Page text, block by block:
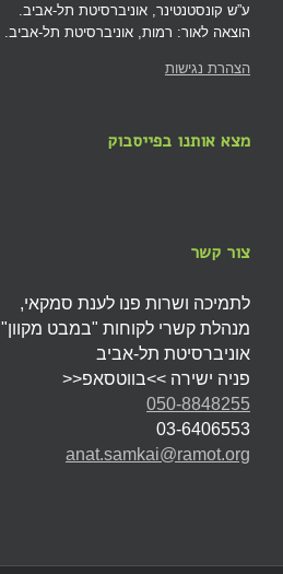
ע”ש קונסטנטינר, אוניברסיטת תל-אביב.
הוצאה לאור: רמות, אוניברסיטת תל-אביב.
הצהרת נגישות
מצא אותנו בפייסבוק
צור קשר
לתמיכה ושרות פנו לענת סמקאי,
מנהלת קשרי לקוחות "במבט מקוון"
אוניברסיטת תל-אביב
פניה ישירה >>בווטסאפ<<
050-8848255
03-6406553
anat.samkai@ramot.org